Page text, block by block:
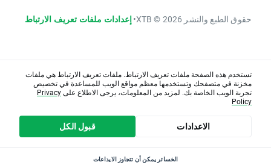
حقوق الطبع والنشر 2026 © XTB •إعدادات ملفات تعريف الارتباط
تستخدم هذه الصفحة ملفات تعريف الارتباط. ملفات تعريف الارتباط هي ملفات
مخزنة في متصفحك وتستخدمها معظم مواقع الويب للمساعدة في تخصيص
تجربة الويب الخاصة بك. لمزيد من المعلومات، يرجى الاطلاع علىPrivacy
Policy
الاعدادات قبول الكل
الخسائر يمكن أن تتجاوز الايداعات